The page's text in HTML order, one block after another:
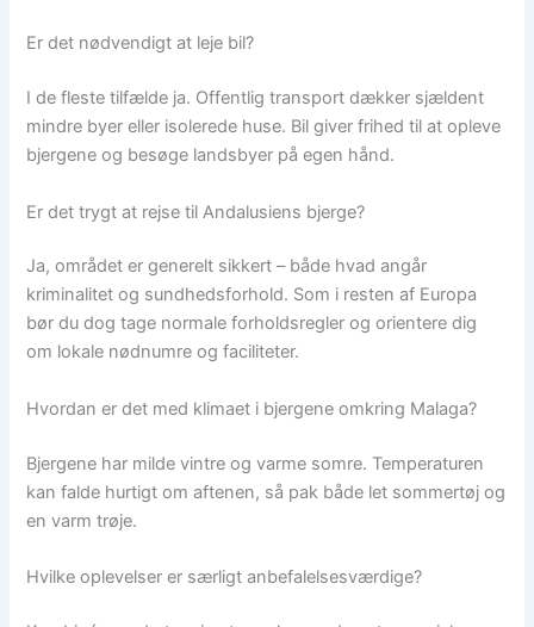
Er det nødvendigt at leje bil?
I de fleste tilfælde ja. Offentlig transport dækker sjældent
mindre byer eller isolerede huse. Bil giver frihed til at opleve
bjergene og besøge landsbyer på egen hånd.
Er det trygt at rejse til Andalusiens bjerge?
Ja, området er generelt sikkert – både hvad angår
kriminalitet og sundhedsforhold. Som i resten af Europa
bør du dog tage normale forholdsregler og orientere dig
om lokale nødnumre og faciliteter.
Hvordan er det med klimaet i bjergene omkring Malaga?
Bjergene har milde vintre og varme somre. Temperaturen
kan falde hurtigt om aftenen, så pak både let sommertøj og
en varm trøje.
Hvilke oplevelser er særligt anbefalelsesværdige?